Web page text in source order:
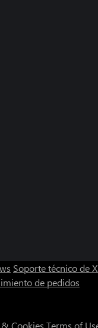
Soporte técnico de
de pedidos
Cookies Terms of